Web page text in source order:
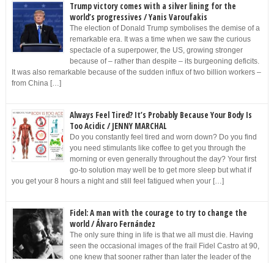
Trump victory comes with a silver lining for the
world’s progressives / Yanis Varoufakis
The election of Donald Trump symbolises the demise of a
remarkable era. It was a time when we saw the curious
spectacle of a superpower, the US, growing stronger
because of – rather than despite – its burgeoning deficits.
It was also remarkable because of the sudden influx of two billion workers –
from China […]
Always Feel Tired? It’s Probably Because Your Body Is
Too Acidic / JENNY MARCHAL
Do you constantly feel tired and worn down? Do you find
you need stimulants like coffee to get you through the
morning or even generally throughout the day? Your first
go-to solution may well be to get more sleep but what if
you get your 8 hours a night and still feel fatigued when your […]
Fidel: A man with the courage to try to change the
world / Álvaro Fernández
The only sure thing in life is that we all must die. Having
seen the occasional images of the frail Fidel Castro at 90,
one knew that sooner rather than later the leader of the